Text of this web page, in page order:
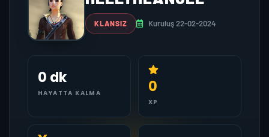
KLANSIZ Kuruluş 22-02-2024
0 dk
HAYATTA KALMA 0
XP